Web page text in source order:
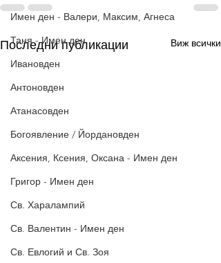
Имен ден - Валери, Максим, Агнеса
Таня - Имен ден
Ивановден
Антоновден
Атанасовден
Богоявление / Йордановден
Аксения, Ксения, Оксана - Имен ден
Григор - Имен ден
Св. Харалампий
Св. Валентин - Имен ден
Св. Евлогий и Св. Зоя
Последни публикации Виж всички